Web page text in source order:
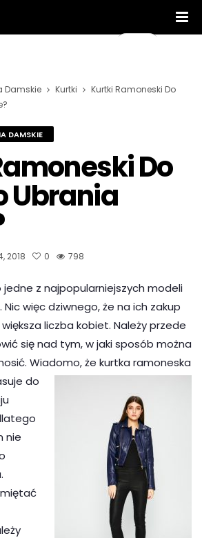
Damskie Kurtki
Kurtki Ramoneski Do
DAMSKIE
Do
Ubrania
2018 0 798
jedne z najpopularniejszych modeli
więc dziwnego, że na ich zakup
liczba kobiet. Należy przede
się nad tym, w jaki sposób można
Wiadomo, że kurtka ramoneska
do
nie